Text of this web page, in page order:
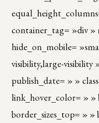
container_tag= »div
hide_on_mobile=
visibility,large-visibility
publish_date= » »
link_hover_color= » »
border_sizes_top= »